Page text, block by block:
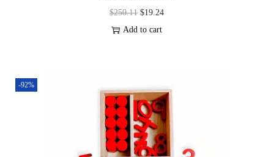
$250.11 $19.24
Add to cart
-92%